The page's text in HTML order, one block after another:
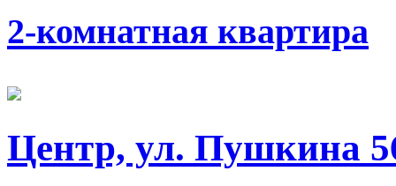
2-комнатная квартира
Центр, ул. Пушкина